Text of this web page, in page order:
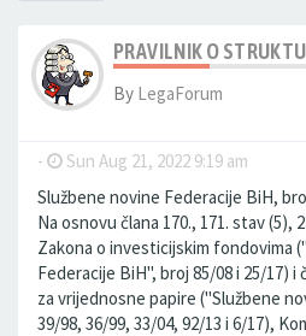
PRAVILNIK O
By LegaForum
- Sun Aug 21, 2022 9:19 am
Službene novine Federacije BiH,
Na osnovu člana 170., 171. stav (5),
Zakona o investicijskim fondovima
Federacije BiH", broj 85/08 i 25/17) i
za vrijednosne papire ("Službene
39/98, 36/99, 33/04, 92/13 i 6/17),